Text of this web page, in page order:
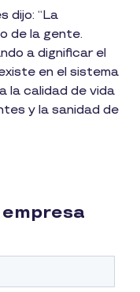
dijo: “La
de la gente.
a dignificar el
en el sistema
la calidad de vida
y la sanidad de